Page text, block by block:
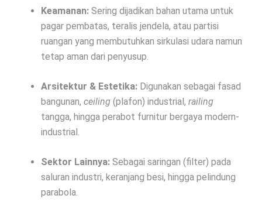
Keamanan: Sering dijadikan bahan utama untuk
pagar pembatas, teralis jendela, atau partisi
ruangan yang membutuhkan sirkulasi udara namun
tetap aman dari penyusup.
Arsitektur & Estetika: Digunakan sebagai fasad
bangunan, ceiling (plafon) industrial, railing
tangga, hingga perabot furnitur bergaya modern-
industrial.
Sektor Lainnya: Sebagai saringan (filter) pada
saluran industri, keranjang besi, hingga pelindung
parabola.